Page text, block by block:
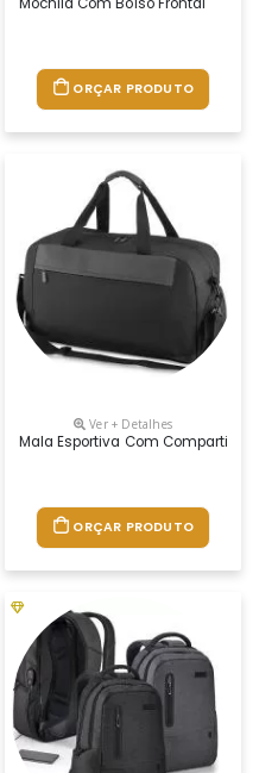
Mochila Com Bolso Frontal
ORÇAR PRODUTO
Ver + Detalhes
Mala Esportiva Com
ORÇAR PRODUTO